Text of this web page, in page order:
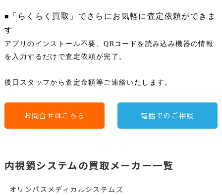
■
「らくらく買取」でさらにお気軽に査定依頼ができま
す
アプリのインストール不要、QRコードを読み込み機器の情報
を入力するだけで査定依頼が完了。
後日スタッフから査定金額等ご連絡いたします。
お問合せはこちら 電話でのご相談
内視鏡システムの買取メーカー一覧
オリンパスメディカルシステムズ